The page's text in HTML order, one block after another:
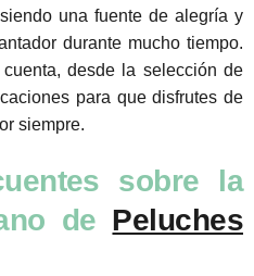
una fuente de alegría y
durante mucho tiempo.
desde la selección de
para que disfrutes de
siempre.
sobre la
de Peluches